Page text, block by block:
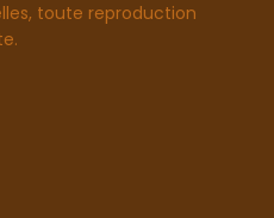
toute reproduction